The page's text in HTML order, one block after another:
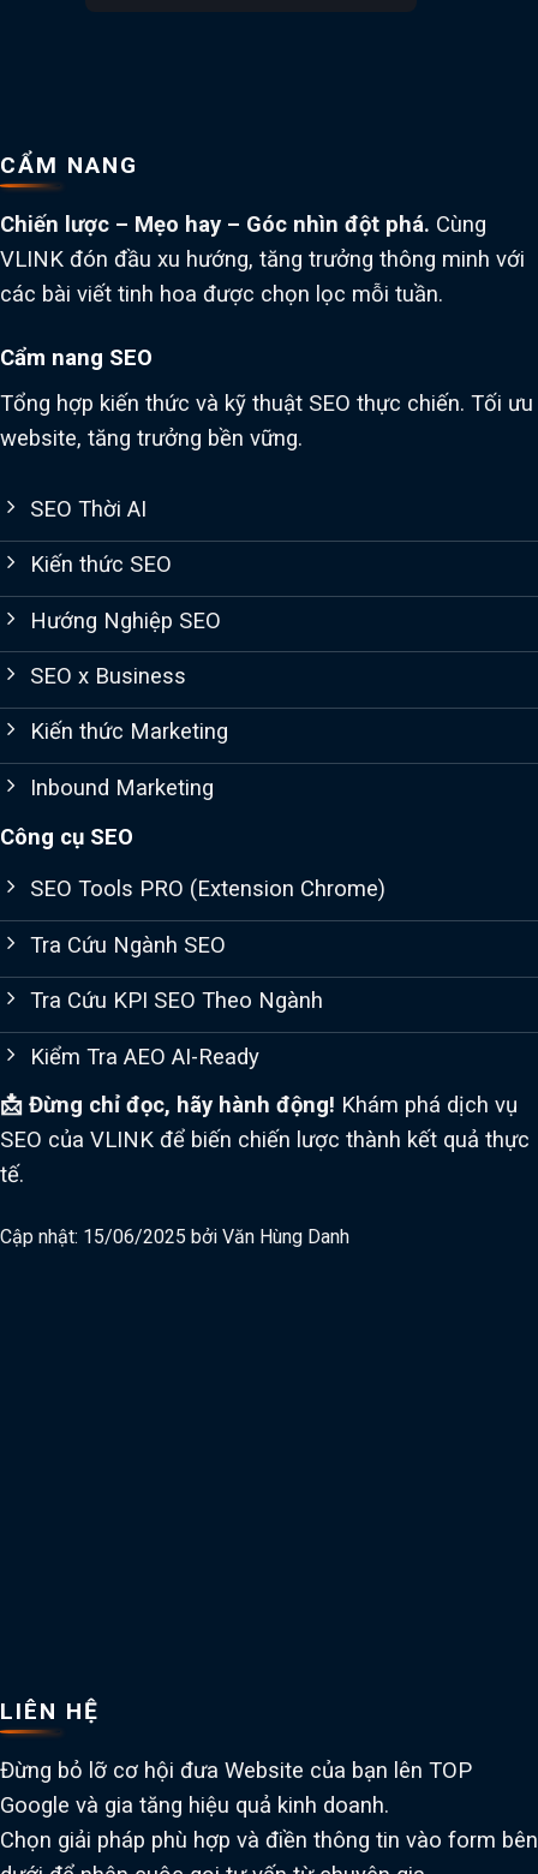
CẨM NANG
Chiến lược – Mẹo hay – Góc nhìn đột phá. Cùng
VLINK đón đầu xu hướng, tăng trưởng thông minh với
các bài viết tinh hoa được chọn lọc mỗi tuần.
Cẩm nang SEO
Tổng hợp kiến thức và kỹ thuật SEO thực chiến. Tối ưu
website, tăng trưởng bền vững.
SEO Thời AI
Kiến thức SEO
Hướng Nghiệp SEO
SEO x Business
Kiến thức Marketing
Inbound Marketing
Công cụ SEO
SEO Tools PRO (Extension Chrome)
Tra Cứu Ngành SEO
Tra Cứu KPI SEO Theo Ngành
Kiểm Tra AEO AI-Ready
📩 Đừng chỉ đọc, hãy hành động! Khám phá dịch vụ
SEO của VLINK để biến chiến lược thành kết quả thực
tế.
Cập nhật: 15/06/2025 bởi Văn Hùng Danh
LIÊN HỆ
Đừng bỏ lỡ cơ hội đưa Website của bạn lên TOP
Google và gia tăng hiệu quả kinh doanh.
Chọn giải pháp phù hợp và điền thông tin vào form bên